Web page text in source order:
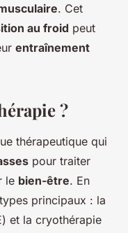
. Cet
au froid peut
entraînement
?
thérapeutique qui
pour traiter
le bien-être. En
principaux : la
et la cryothérapie